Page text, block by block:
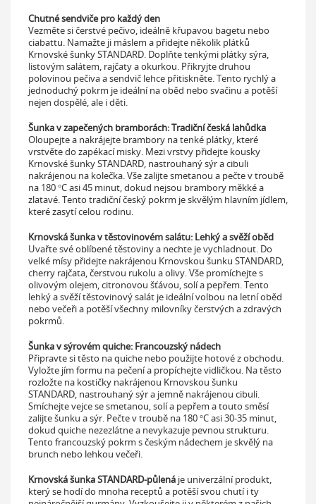
Chutné sendviče pro každý den
Vezměte si čerstvé pečivo, ideálně křupavou bagetu nebo
ciabattu. Namažte ji máslem a přidejte několik plátků
Krnovské šunky STANDARD. Doplňte tenkými plátky sýra,
listovým salátem, rajčaty a okurkou. Přikryjte druhou
polovinou pečiva a sendvič lehce přitiskněte. Tento rychlý a
jednoduchý pokrm je ideální na oběd nebo svačinu a potěší
nejen dospělé, ale i děti.
Šunka v zapečených bramborách: Tradiční česká lahůdka
Oloupejte a nakrájejte brambory na tenké plátky, které
vrstvěte do zapékací misky. Mezi vrstvy přidejte kousky
Krnovské šunky STANDARD, nastrouhaný sýr a cibuli
nakrájenou na kolečka. Vše zalijte smetanou a pečte v troubě
na 180 °C asi 45 minut, dokud nejsou brambory měkké a
zlatavé. Tento tradiční český pokrm je skvělým hlavním jídlem,
které zasytí celou rodinu.
Krnovská šunka v těstovinovém salátu: Lehký a svěží oběd
Uvařte své oblíbené těstoviny a nechte je vychladnout. Do
velké mísy přidejte nakrájenou Krnovskou šunku STANDARD,
cherry rajčata, čerstvou rukolu a olivy. Vše promíchejte s
olivovým olejem, citronovou šťávou, solí a pepřem. Tento
lehký a svěží těstovinový salát je ideální volbou na letní oběd
nebo večeři a potěší všechny milovníky čerstvých a zdravých
pokrmů.
Šunka v sýrovém quiche: Francouzský nádech
Připravte si těsto na quiche nebo použijte hotové z obchodu.
Vyložte jím formu na pečení a propíchejte vidličkou. Na těsto
rozložte na kostičky nakrájenou Krnovskou šunku
STANDARD, nastrouhaný sýr a jemně nakrájenou cibuli.
Smíchejte vejce se smetanou, solí a pepřem a touto směsí
zalijte šunku a sýr. Pečte v troubě na 180 °C asi 30-35 minut,
dokud quiche nezezlátne a nevykazuje pevnou strukturu.
Tento francouzský pokrm s českým nádechem je skvělý na
brunch nebo lehkou večeři.
Krnovská šunka STANDARD-půlená je univerzální produkt,
který se hodí do mnoha receptů a potěší svou chutí i ty